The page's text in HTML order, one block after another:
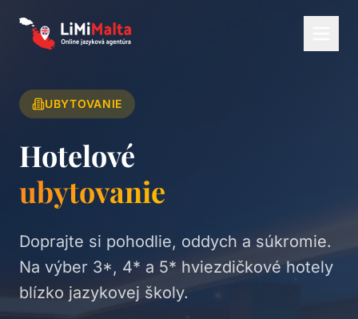
UBYTOVANIE
Hotelové
ubytovanie
Doprajte si pohodlie, oddych a súkromie.
Na výber 3*, 4* a 5* hviezdičkové hotely
blízko jazykovej školy.